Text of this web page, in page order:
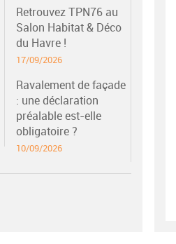
Retrouvez TPN76 au
Salon Habitat & Déco
du Havre !
17/09/2026
Ravalement de façade
: une déclaration
préalable est-elle
obligatoire ?
10/09/2026